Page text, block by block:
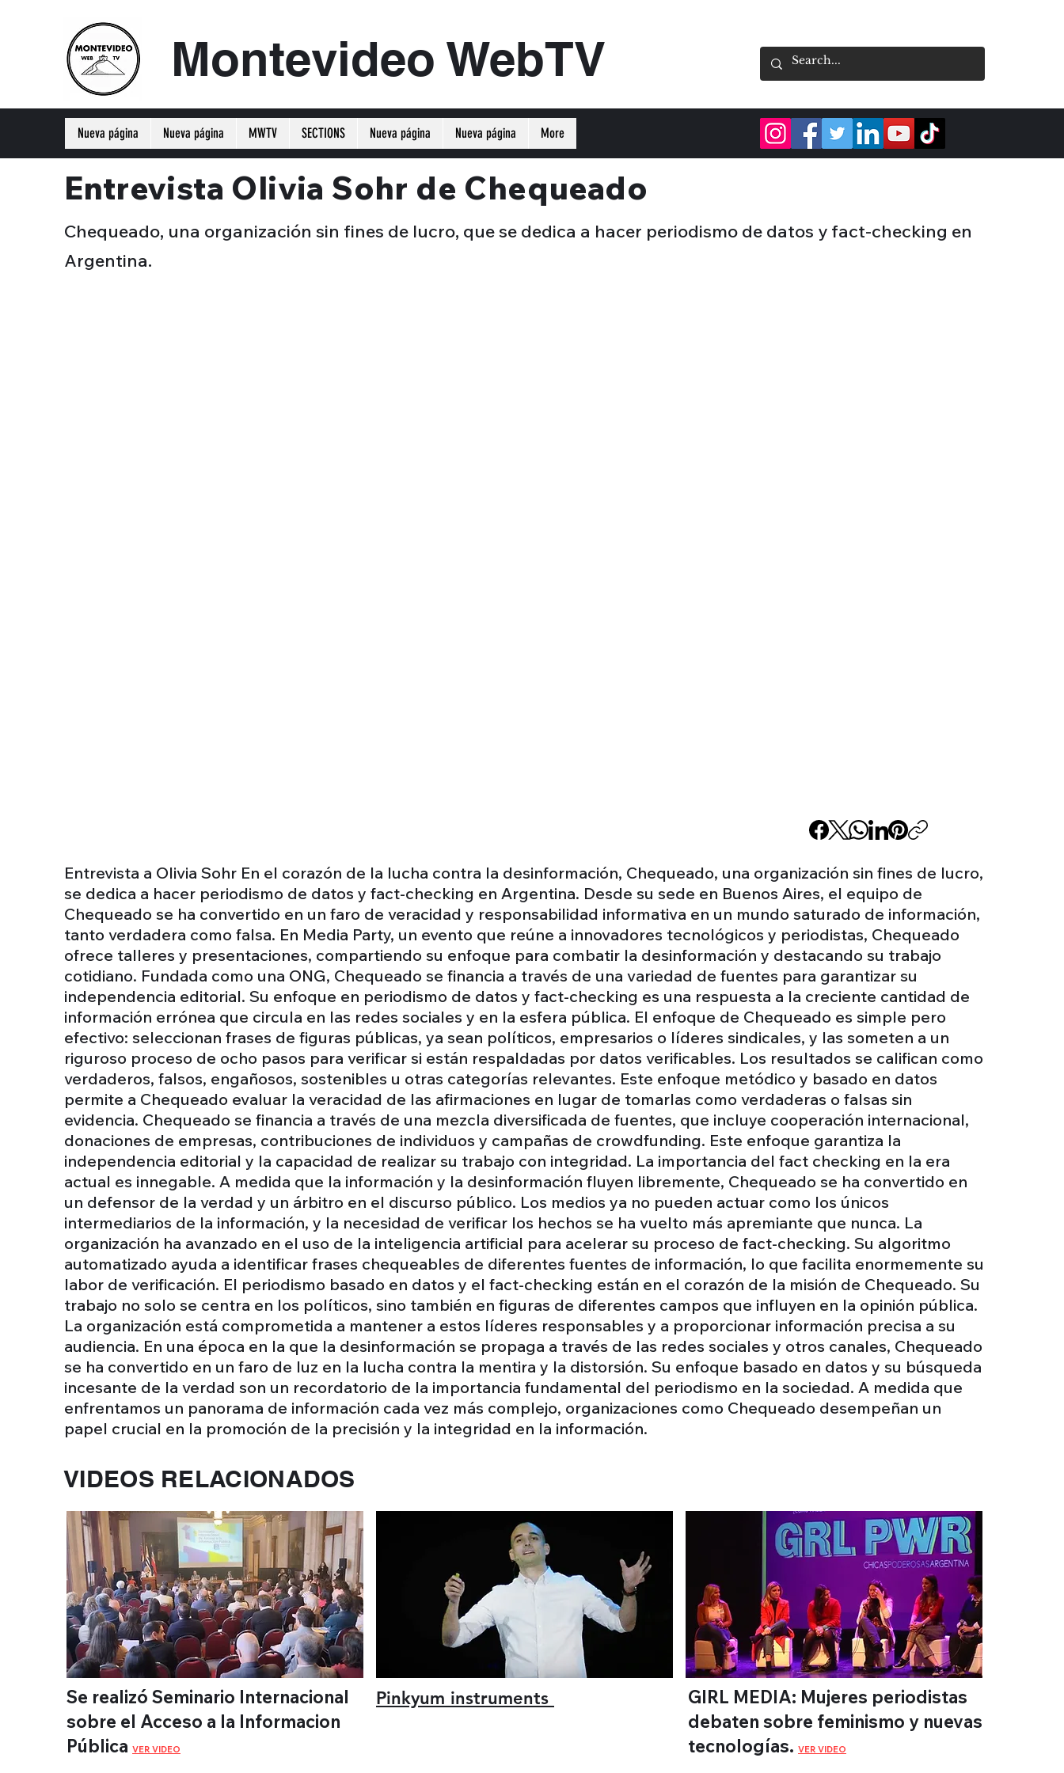
Montevideo WebTV
Entrevista Olivia Sohr de Chequeado
Chequeado, una organización sin fines de lucro, que se dedica a hacer periodismo de datos y fact-checking en
Argentina.
Entrevista a Olivia Sohr En el corazón de la lucha contra la desinformación, Chequeado, una organización sin fines de lucro,
se dedica a hacer periodismo de datos y fact-checking en Argentina. Desde su sede en Buenos Aires, el equipo de
Chequeado se ha convertido en un faro de veracidad y responsabilidad informativa en un mundo saturado de información,
tanto verdadera como falsa. En Media Party, un evento que reúne a innovadores tecnológicos y periodistas, Chequeado
ofrece talleres y presentaciones, compartiendo su enfoque para combatir la desinformación y destacando su trabajo
cotidiano. Fundada como una ONG, Chequeado se financia a través de una variedad de fuentes para garantizar su
independencia editorial. Su enfoque en periodismo de datos y fact-checking es una respuesta a la creciente cantidad de
información errónea que circula en las redes sociales y en la esfera pública. El enfoque de Chequeado es simple pero
efectivo: seleccionan frases de figuras públicas, ya sean políticos, empresarios o líderes sindicales, y las someten a un
riguroso proceso de ocho pasos para verificar si están respaldadas por datos verificables. Los resultados se califican como
verdaderos, falsos, engañosos, sostenibles u otras categorías relevantes. Este enfoque metódico y basado en datos
permite a Chequeado evaluar la veracidad de las afirmaciones en lugar de tomarlas como verdaderas o falsas sin
evidencia. Chequeado se financia a través de una mezcla diversificada de fuentes, que incluye cooperación internacional,
donaciones de empresas, contribuciones de individuos y campañas de crowdfunding. Este enfoque garantiza la
independencia editorial y la capacidad de realizar su trabajo con integridad. La importancia del fact checking en la era
actual es innegable. A medida que la información y la desinformación fluyen libremente, Chequeado se ha convertido en
un defensor de la verdad y un árbitro en el discurso público. Los medios ya no pueden actuar como los únicos
intermediarios de la información, y la necesidad de verificar los hechos se ha vuelto más apremiante que nunca. La
organización ha avanzado en el uso de la inteligencia artificial para acelerar su proceso de fact-checking. Su algoritmo
automatizado ayuda a identificar frases chequeables de diferentes fuentes de información, lo que facilita enormemente su
labor de verificación. El periodismo basado en datos y el fact-checking están en el corazón de la misión de Chequeado. Su
trabajo no solo se centra en los políticos, sino también en figuras de diferentes campos que influyen en la opinión pública.
La organización está comprometida a mantener a estos líderes responsables y a proporcionar información precisa a su
audiencia. En una época en la que la desinformación se propaga a través de las redes sociales y otros canales, Chequeado
se ha convertido en un faro de luz en la lucha contra la mentira y la distorsión. Su enfoque basado en datos y su búsqueda
incesante de la verdad son un recordatorio de la importancia fundamental del periodismo en la sociedad. A medida que
enfrentamos un panorama de información cada vez más complejo, organizaciones como Chequeado desempeñan un
papel crucial en la promoción de la precisión y la integridad en la información.
VIDEOS RELACIONADOS
Se realizó Seminario Internacional
sobre el Acceso a la Informacion
Pública VER VIDEO
Pinkyum instruments
GIRL MEDIA: Mujeres periodistas
debaten sobre feminismo y nuevas
tecnologías. VER VIDEO
Nueva página Nueva página MWTV SECTIONS Nueva página Nueva página More